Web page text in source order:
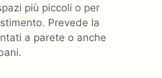
più piccoli o per
Prevede la
a parete o anche